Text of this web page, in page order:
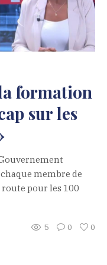
formation
sur les
membre de
route pour les 100
5 0 0